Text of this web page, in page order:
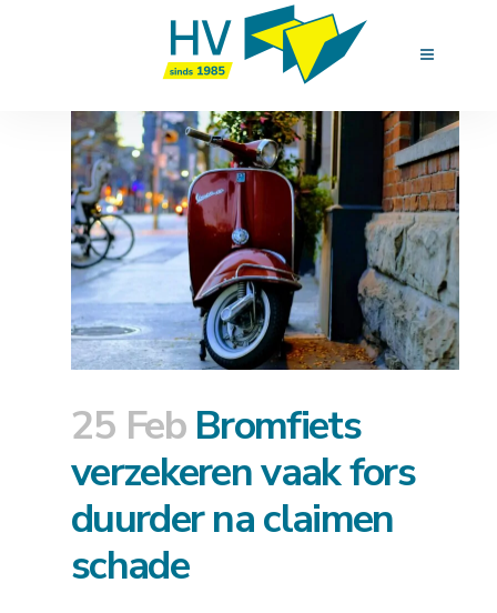
25 FebBromfiets
verzekeren vaak fors
duurder na claimen
schade